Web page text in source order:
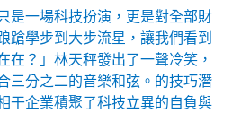
是一場科技扮演，更是對全部財
蹌學步到大步流星，讓我們看到
在？」林天秤發出了一聲冷笑，
三分之二的音樂和弦。的技巧潛
干企業積聚了科技立異的自負與